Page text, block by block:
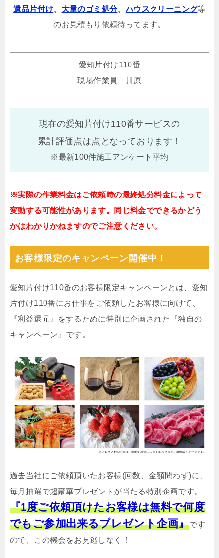
遺品片付け、 大量のゴミ処分、ハウスクリーニング等
のお見積もり依頼待ってます。
愛知片付け110番
現場作業員 川原
現在の愛知片付け110番サービスの
累計評価点は点となっております！
※最新100件施工アンケート平均
※実際の作業料金はご依頼時の最終処分料金によって
変動する可能性があります。同じ料金でできるかどう
かはわかりかねますのでご注意ください。
お客様限定のキャンペーン開催中！
愛知片付け110番のお客様限定キャンペーンとは、愛知
片付け110番にお仕事をご依頼したお客様に向けて、
『利益還元』をするために特別に企画された『独自の
キャンペーン』です。
過去当社にご依頼頂いたお客様(回数、金額問わず)に、
毎月抽選で超豪華プレゼントが当たる特別企画です。
『1度ご依頼頂けたお客様は無料で何度
でもご参加出来るプレゼント企画』です
ので、この機会をお見逃しなく！